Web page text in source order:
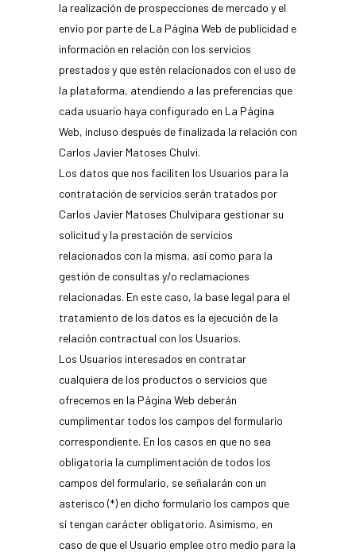
la realización de prospecciones de mercado y el
envío por parte de La Página Web de publicidad e
información en relación con los servicios
prestados y que estén relacionados con el uso de
la plataforma, atendiendo a las preferencias que
cada usuario haya configurado en La Página
Web, incluso después de finalizada la relación con
Carlos Javier Matoses Chulvi.
Los datos que nos faciliten los Usuarios para la
contratación de servicios serán tratados por
Carlos Javier Matoses Chulvipara gestionar su
solicitud y la prestación de servicios
relacionados con la misma, así como para la
gestión de consultas y/o reclamaciones
relacionadas. En este caso, la base legal para el
tratamiento de los datos es la ejecución de la
relación contractual con los Usuarios.
Los Usuarios interesados en contratar
cualquiera de los productos o servicios que
ofrecemos en la Página Web deberán
cumplimentar todos los campos del formulario
correspondiente. En los casos en que no sea
obligatoria la cumplimentación de todos los
campos del formulario, se señalarán con un
asterisco (*) en dicho formulario los campos que
sí tengan carácter obligatorio. Asimismo, en
caso de que el Usuario emplee otro medio para la